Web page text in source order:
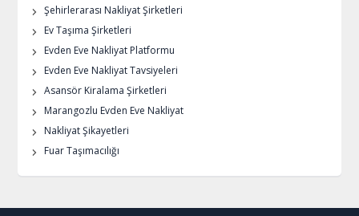
Şehirlerarası Nakliyat Şirketleri
Ev Taşıma Şirketleri
Evden Eve Nakliyat Platformu
Evden Eve Nakliyat Tavsiyeleri
Asansör Kiralama Şirketleri
Marangozlu Evden Eve Nakliyat
Nakliyat Şikayetleri
Fuar Taşımacılığı